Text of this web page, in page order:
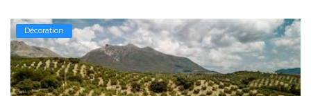
Décoration